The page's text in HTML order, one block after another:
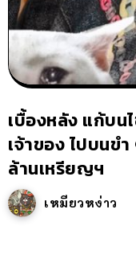
เบื้องหลัง แก้บน
เจ้าของ ไปบนข
ล้านเหรียญฯ
เหมียวหง่าว